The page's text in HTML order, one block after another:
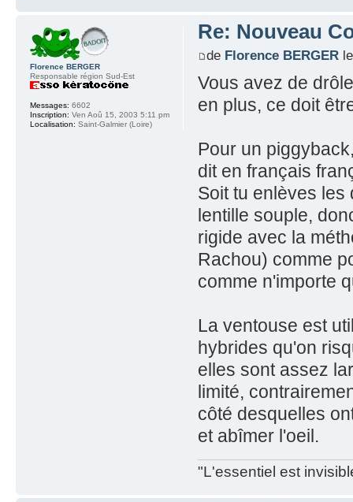
Re: Nouveau
de Florence BERGERle
Vous avez de
en plus, ce doit
Pour un
dit en français
Soit tu enlèves les
lentille souple,
rigide avec la
Rachou) comme
comme n'importe
La ventouse est
hybrides qu'on
elles sont assez
limité,
côté desquelles
et abîmer l'oeil.
"L'essentiel est
Florence BERGER
Responsable région Sud-Est
Messages: 6602
Inscription: Ven Aoû 15, 2003 5:11 pm
Localisation: Saint-Galmier (Loire)